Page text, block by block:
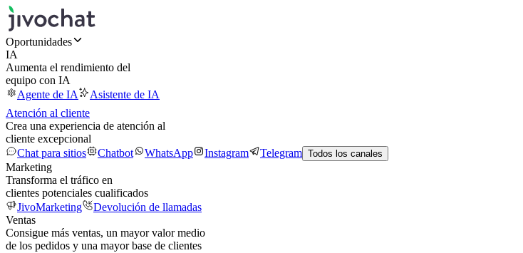
Oportunidades
IA
Aumenta el rendimiento del
equipo con IA
Agente de IA
Asistente de IA
Atención al cliente
Crea una experiencia de atención al
cliente excepcional
Chat para sitios
Chatbot WhatsApp Instagram Telegram Todos los canales
Marketing
Transforma el tráfico en
clientes potenciales cualificados
JivoMarketing
Devolución de llamadas
Ventas
Consigue más ventas, un mayor valor medio
de los pedidos y una mayor base de clientes